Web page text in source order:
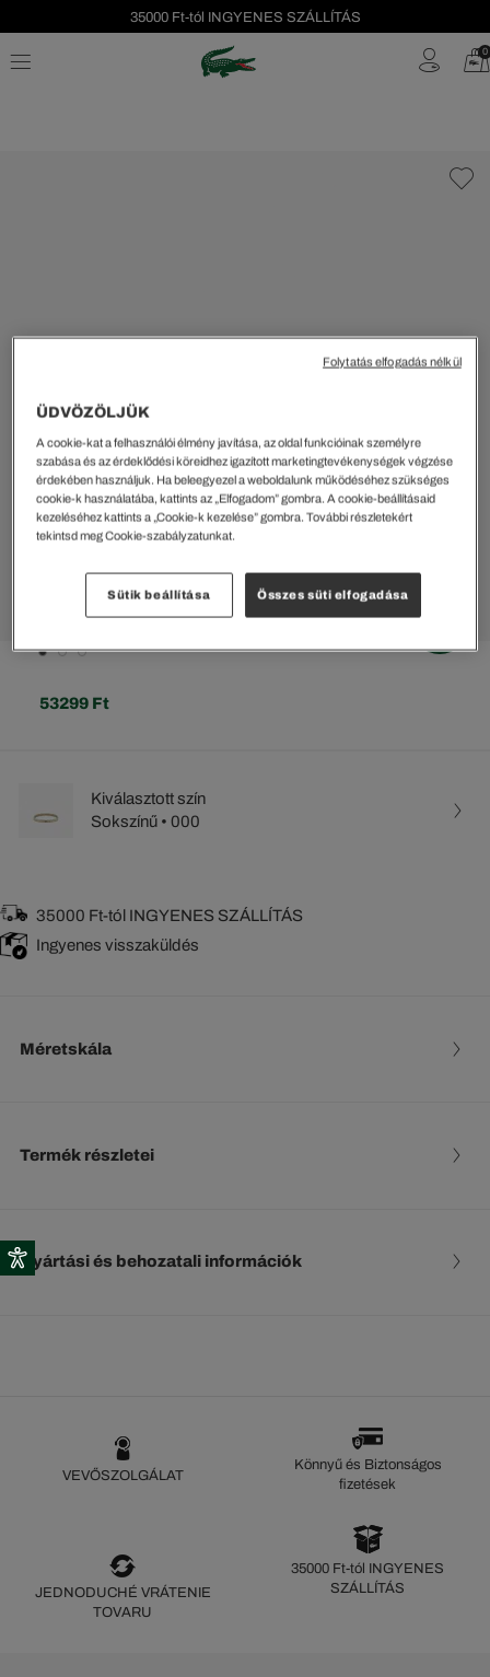
35000 Ft-tól INGYENES SZÁLLÍTÁS
Szezonális leárazás akár -40%! 0
53299 Ft
Kiválasztott szín
Sokszínű • 000
35000 Ft-tól INGYENES SZÁLLÍTÁS
Ingyenes visszaküldés
Méretskála
Termék részletei
Gyártási és behozatali információk
VEVŐSZOLGÁLAT
Könnyű és Biztonságos
fizetések
JEDNODUCHÉ VRÁTENIE
TOVARU
35000 Ft-tól INGYENES
SZÁLLÍTÁS
ÜDVÖZÖLJÜK
A cookie-kat a felhasználói élmény javítása, az oldal funkcióinak személyre
szabása és az érdeklődési köreidhez igazított marketingtevékenységek végzése
érdekében használjuk. Ha beleegyezel a weboldalunk működéséhez szükséges
cookie-k használatába, kattints az „Elfogadom” gombra. A cookie-beállításaid
kezeléséhez kattints a „Cookie-k kezelése” gombra. További részletekért
tekintsd meg Cookie-szabályzatunkat.
Sütik beállítása Összes süti elfogadása
Folytatás elfogadás nélkül